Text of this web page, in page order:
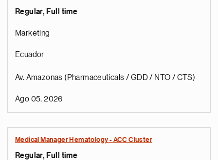
Regular, Full time
Marketing
Ecuador
Av. Amazonas (Pharmaceuticals / GDD / NTO / CTS)
Ago 05, 2026
Medical Manager Hematology - ACC Cluster
Regular, Full time